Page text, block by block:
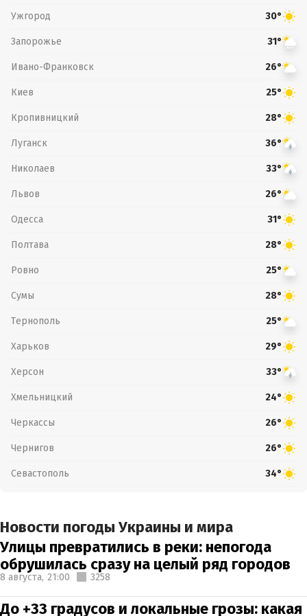
Ужгород 30°
Запорожье 31°
Ивано-Франковск 26°
Киев 25°
Кропивницкий 28°
Луганск 36°
Николаев 33°
Львов 26°
Одесса 31°
Полтава 28°
Ровно 25°
Сумы 28°
Тернополь 25°
Харьков 29°
Херсон 33°
Хмельницкий 24°
Черкассы 26°
Чернигов 26°
Севастополь 34°
Новости погоды Украины и мира
Улицы превратились в реки: непогода
обрушилась сразу на целый ряд городов
8 августа, 21:00 3258
До +33 градусов и локальные грозы: какая